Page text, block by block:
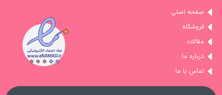
صفحه اصلی
فروشگاه
مقالات
درباره ما
تماس با ما